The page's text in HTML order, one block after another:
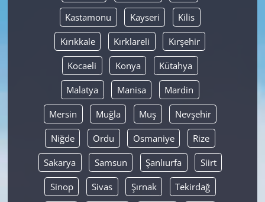
Kastamonu Kayseri Kilis
Kırıkkale Kırklareli Kırşehir
Kocaeli Konya Kütahya
Malatya Manisa Mardin
Mersin Muğla Muş Nevşehir
Niğde Ordu Osmaniye Rize
Sakarya Samsun Şanlıurfa Siirt
Sinop Sivas Şırnak Tekirdağ